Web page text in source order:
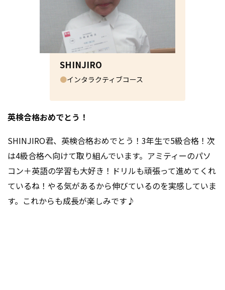
SHINJIRO
●インタラクティブコース
英検合格おめでとう！
SHINJIRO君、英検合格おめでとう！3年生で5級合格！次
は4級合格へ向けて取り組んでいます。アミティーのパソ
コン＋英語の学習も大好き！ドリルも頑張って進めてくれ
ているね！やる気があるから伸びているのを実感していま
す。これからも成長が楽しみです♪